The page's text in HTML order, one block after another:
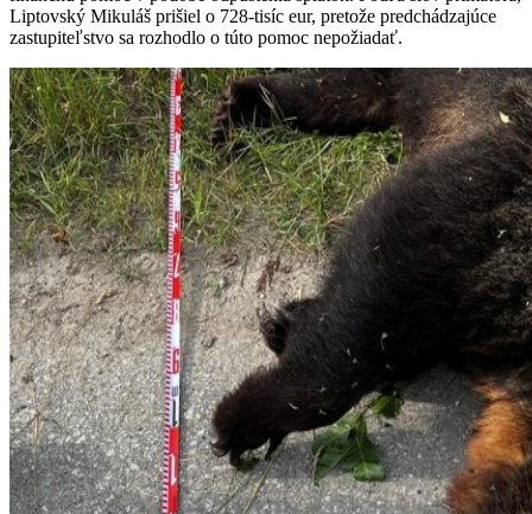
Liptovský Mikuláš prišiel o 728-tisíc eur, pretože predchádzajúce
zastupiteľstvo sa rozhodlo o túto pomoc nepožiadať.